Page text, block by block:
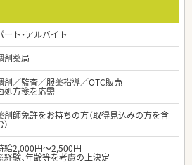
ート・アルバイト
剤薬局
剤／監査／服薬指導／OTC販売
処方箋を応需
剤師免許をお持ちの方（取得見込みの方を含
給2,000円～2,500円
験、年齢等を考慮の上決定